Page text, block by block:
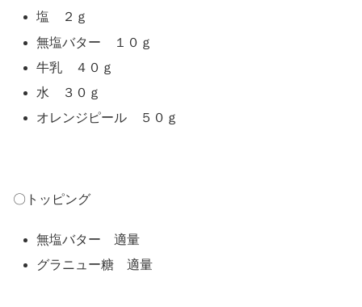
塩 ２ｇ
無塩バター １０ｇ
牛乳 ４０ｇ
水 ３０ｇ
オレンジピール ５０ｇ
〇トッピング
無塩バター 適量
グラニュー糖 適量